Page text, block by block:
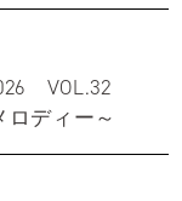
VOL.32
ロディー～